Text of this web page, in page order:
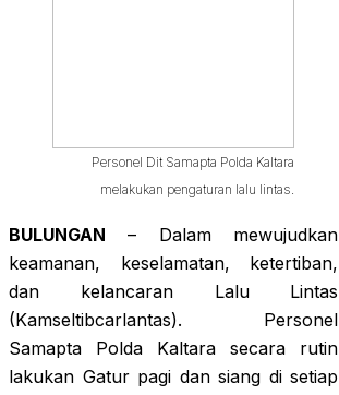
Personel Dit Samapta Polda Kaltara
melakukan pengaturan lalu lintas.
BULUNGAN – Dalam mewujudkan
keamanan, keselamatan, ketertiban,
dan kelancaran Lalu Lintas
(Kamseltibcarlantas). Personel
Samapta Polda Kaltara secara rutin
lakukan Gatur pagi dan siang di setiap